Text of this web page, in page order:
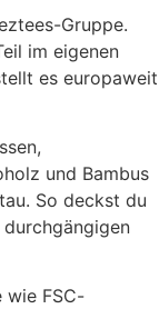
Gruppe.
im eigenen
es europaweit
und Bambus
So deckst du
durchgängigen
wie FSC-